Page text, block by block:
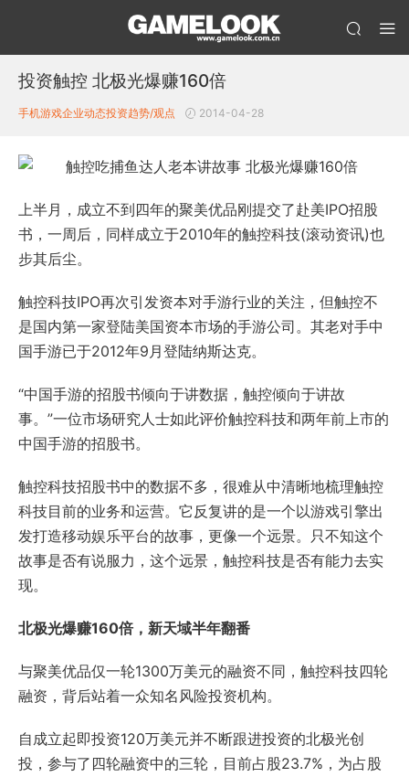
投资触控 北极光爆赚160倍
手机游戏企业动态投资趋势/观点 2014-04-28
上半月，成立不到四年的聚美优品刚提交了赴美IPO招股
书，一周后，同样成立于2010年的触控科技(滚动资讯)也
步其后尘。
触控科技IPO再次引发资本对手游行业的关注，但触控不
是国内第一家登陆美国资本市场的手游公司。其老对手中
国手游已于2012年9月登陆纳斯达克。
“中国手游的招股书倾向于讲数据，触控倾向于讲故
事。”一位市场研究人士如此评价触控科技和两年前上市的
中国手游的招股书。
触控科技招股书中的数据不多，很难从中清晰地梳理触控
科技目前的业务和运营。它反复讲的是一个以游戏引擎出
发打造移动娱乐平台的故事，更像一个远景。只不知这个
故事是否有说服力，这个远景，触控科技是否有能力去实
现。
北极光爆赚160倍，新天域半年翻番
与聚美优品仅一轮1300万美元的融资不同，触控科技四轮
融资，背后站着一众知名风险投资机构。
自成立起即投资120万美元并不断跟进投资的北极光创
投，参与了四轮融资中的三轮，目前占股23.7%，为占股